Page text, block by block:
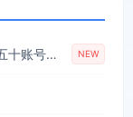
短视频IP量化获客实战课：用十台设备搭建五十账号矩阵，精准打造引流接单型流量账号 NEW